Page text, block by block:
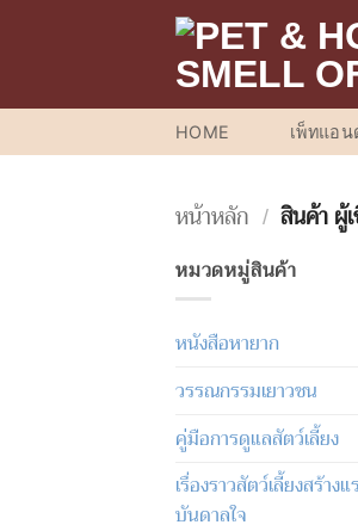
HOME เพ็ทแอน
หน้าหลัก / สินค้า ผู้
หมวดหมู่สินค้า
หนังสือหายาก
วรรณกรรมเยาวชน
คู่มือการดูแลสัตว์เลี้ยง
เรื่องราวสัตว์เลี้ยงสร้างแ
บันดาลใจ